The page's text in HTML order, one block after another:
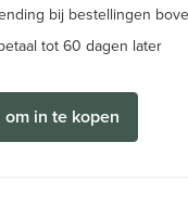
bij bestellingen
tot 60 dagen later
in te kopen